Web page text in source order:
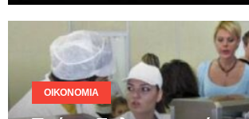
ΟΙΚΟΝΟΜΊΑ